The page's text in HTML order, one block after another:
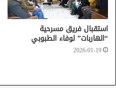
استقبال فريق مسرحية
“الهاربات” لوفاء الطبوبي
2026-01-19